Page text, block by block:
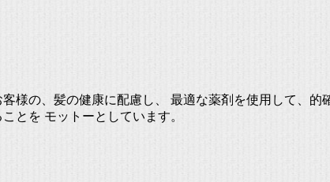
様の、髪の健康に配慮し、 最適な薬剤を使用して、
とを モットーとしています。